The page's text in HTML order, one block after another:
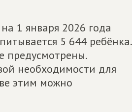
1 января 2026 года
5 644 ребёнка.
предусмотрены.
необходимости для
этим можно